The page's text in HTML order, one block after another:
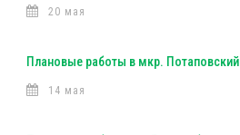
20 мая
Плановые работы в мкр. Потаповский
14 мая